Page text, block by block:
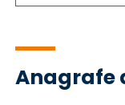
Anagrafe